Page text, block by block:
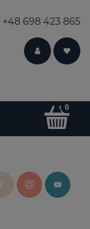
+48 698 423 865